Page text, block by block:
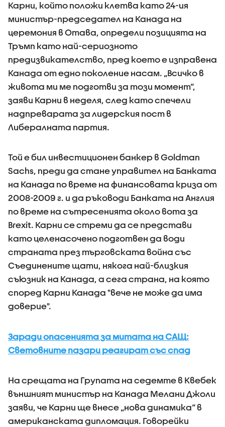
Карни, който положи клетва като 24-ия
министър-председател на Канада на
церемония в Отава, определи позицията на
Тръмп като най-сериозното
предизвикателство, пред което е изправена
Канада от едно поколение насам. „Всичко в
живота ми ме подготви за този момент“,
заяви Карни в неделя, след като спечели
надпреварата за лидерския пост в
Либералната партия.
Той е бил инвестиционен банкер в Goldman
Sachs, преди да стане управител на Банката
на Канада по време на финансовата криза от
2008-2009 г. и да ръководи Банката на Англия
по време на сътресенията около вота за
Brexit. Карни се стреми да се представи
като целенасочено подготвен да води
страната през търговската война със
Съединените щати, някога най-близкия
съюзник на Канада, а сега страна, на която
според Карни Канада "вече не може да има
доверие".
Заради опасенията за митата на САЩ:
Световните пазари реагират със спад
На срещата на Групата на седемте в Квебек
външният министър на Канада Мелани Джоли
заяви, че Карни ще внесе „нова динамика“ в
американската дипломация. Говорейки